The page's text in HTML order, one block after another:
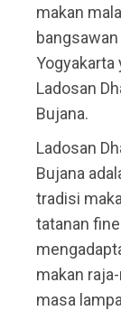
makan
Ladosan
Bujana.
Ladosan
Bujana
tradisi
tatanan
makan
masa